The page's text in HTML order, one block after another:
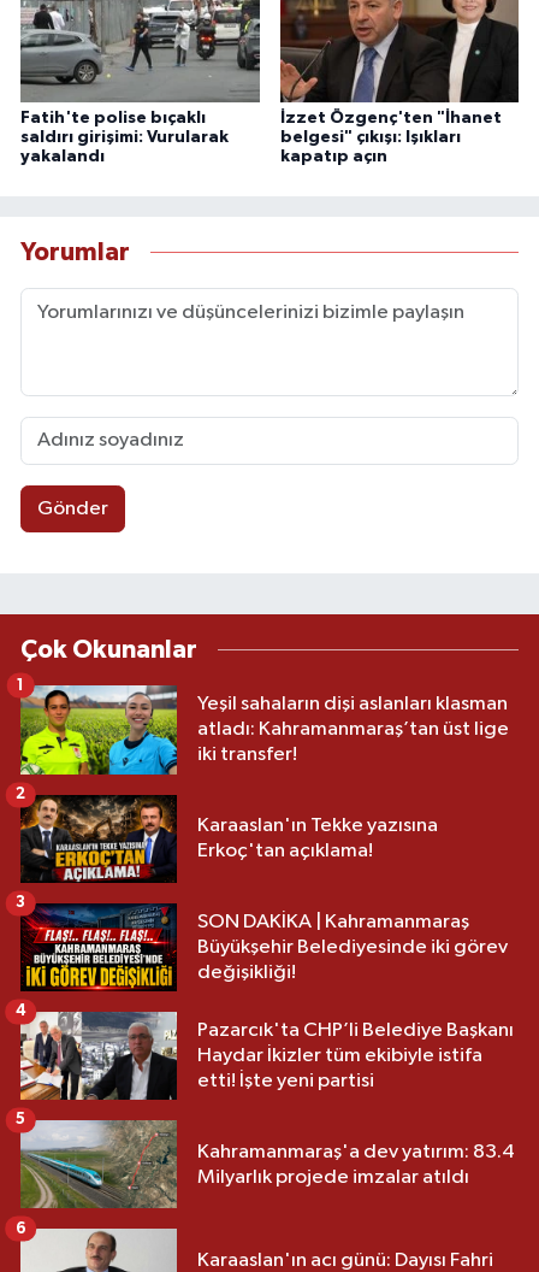
Fatih'te polise bıçaklı
saldırı girişimi: Vurularak
yakalandı
İzzet Özgenç'ten "İhanet
belgesi" çıkışı: Işıkları
kapatıp açın
Yorumlar
Gönder
Çok Okunanlar
Yeşil sahaların dişi aslanları klasman
atladı: Kahramanmaraş’tan üst lige
iki transfer!
1
Karaaslan'ın Tekke yazısına
Erkoç'tan açıklama!
2
SON DAKİKA | Kahramanmaraş
Büyükşehir Belediyesinde iki görev
değişikliği!
3
Pazarcık'ta CHP’li Belediye Başkanı
Haydar İkizler tüm ekibiyle istifa
etti! İşte yeni partisi
4
Kahramanmaraş'a dev yatırım: 83.4
Milyarlık projede imzalar atıldı
5
Karaaslan'ın acı günü: Dayısı Fahri
6